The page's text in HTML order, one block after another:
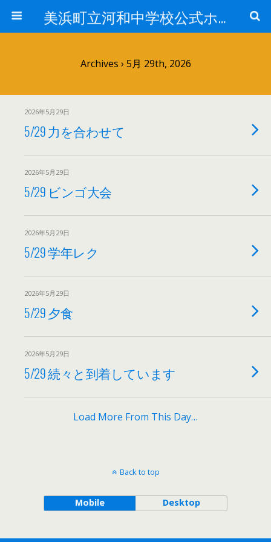
美浜町立河和中学校公式ホームページ
Archives › 5月 29th, 2026
2026年5月29日
5/29 力を合わせて
2026年5月29日
5/29 ビンゴ大会
2026年5月29日
5/29 学年レク
2026年5月29日
5/29 夕食
2026年5月29日
5/29 続々と到着しています
Load More From This Day…
Back to top
Mobile Desktop